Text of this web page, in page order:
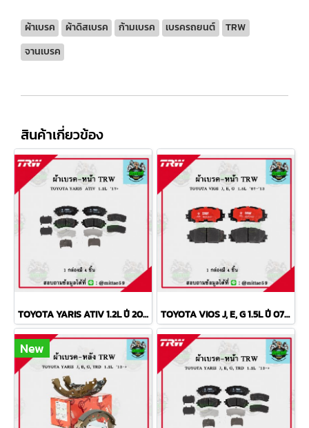
ผ้าเบรค ผ้าดิสเบรค ก้ามเบรค เบรครถยนต์
TRW
จานเบรค
สินค้าเกี่ยวข้อง
TOYOTA YARIS ATIV 1.2L ปี 2013 ขึ้นไป TRW ผ้าเบรค (หน้า) TOYOTA VIOS J, E, G 1.5L ปี 07-13 TRW ผ้าเบรค (หน้า)
New